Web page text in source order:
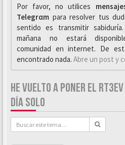
Por favor, no utilices
Telegrαm para resolver tus
sentido es transmitir
mañana no estará
comunidad en internet. De
encontrado nada. Abre un post y
HE VUELTO A PONER EL
DÍA SOLO